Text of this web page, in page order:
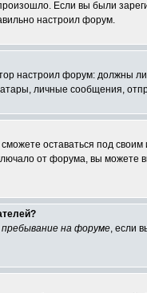
Если вы были
настроил форум.
настроил форум:
личные сообщения,
оставаться под
от форума, вы можете
на форуме, если